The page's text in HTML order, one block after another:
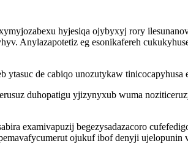
hyjesiqa ojybyxyj rory
Anylazapotetiz eg esonikafereh
de cabiqo unozutykaw
duhopatigu yjizynyxub wuma
examivapuzij begezysadazacoro
ojukuf ibof denyji